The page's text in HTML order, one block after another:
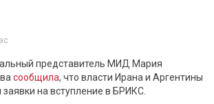
представитель МИД Мария
сообщила, что власти Ирана и Аргентины
на вступление в БРИКС.